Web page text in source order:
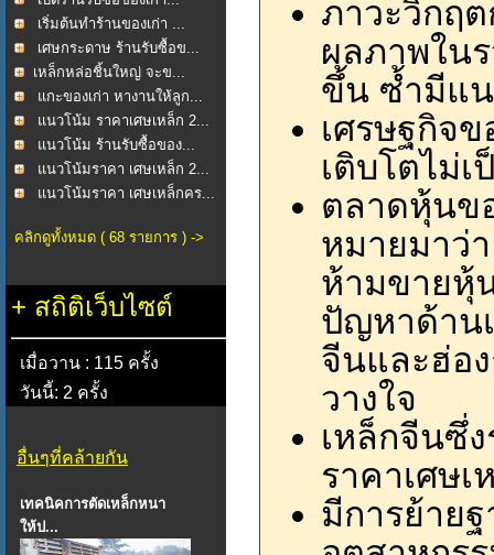
เริ่มต้นทำร้านของเก่า ...
เศษกระดาษ ร้านรับซื้อข...
​เหล็กหล่อชิ้นใหญ่ จะข...
แกะของเก่า หางานให้ลูก...
แนวโน้ม ราคาเศษเหล็ก 2...
แนวโน้ม ร้านรับซื้อของ...
แนวโน้มราคา เศษเหล็ก 2...
แนวโน้มราคา เศษเหล็กคร...
คลิกดูทั้งหมด ( 68 รายการ ) ->
+ สถิติเว็บไซต์
เมื่อวาน : 115 ครั้ง
วันนี้: 2 ครั้ง
อื่นๆที่คล้ายกัน
เทคนิคการตัดเหล็กหนา
ให้ป...
ภาวะวิกฤ
ผลภาพใน
ขึ้น ซ้ำมีแน
เศรษฐกิจ
เติบโตไม่
ตลาดหุ้นข
หมายมาว่
ห้ามขายหุ้
ปัญหาด้าน
จีนและฮ่อ
วางใจ
เหล็กจีนซึ่
ราคาเศษเ
มีการย้าย